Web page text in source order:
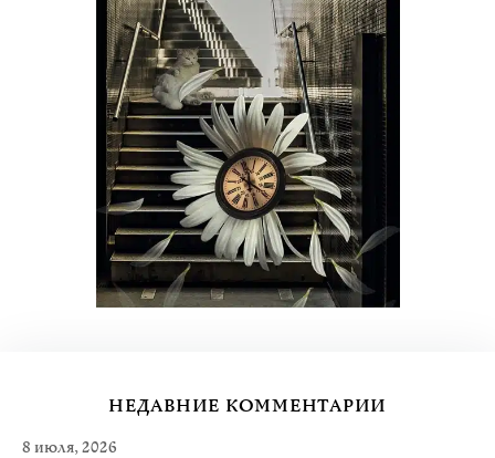
НЕДАВНИЕ КОММЕНТАРИИ
8 июля, 2026